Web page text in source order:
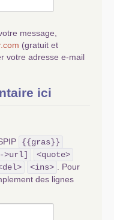
message,
(gratuit et
votre adresse e-mail
ici
{{gras}}
>url]
<quote>
<ins>
. Pour
des lignes